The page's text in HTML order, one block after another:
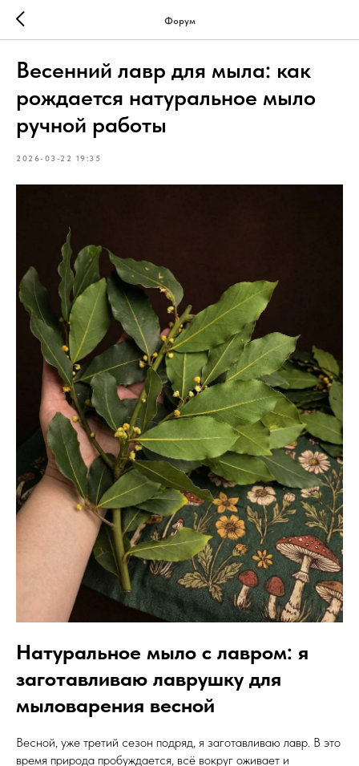
Форум
Весенний лавр для мыла: как
рождается натуральное мыло
ручной работы
2026-03-22 19:35
Натуральное мыло с лавром: я
заготавливаю лаврушку для
мыловарения весной
Весной, уже третий сезон подряд, я заготавливаю лавр. В это
время природа пробуждается, всё вокруг оживает и